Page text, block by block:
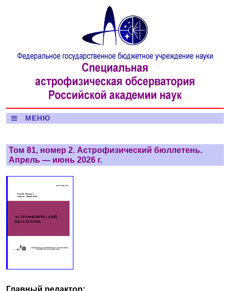
МЕНЮ
Том 81, номер 2. Астрофизический бюллетень.
Апрель — июнь 2026 г.
Главный редактор: